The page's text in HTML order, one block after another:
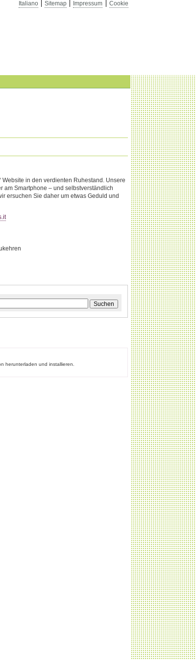
Italiano Sitemap Impressum
Cookie
in den verdienten Ruhestand. Unsere
am Smartphone – und selbstverständlich
ersuchen Sie daher um etwas Geduld und
Suchen
herunterladen und installieren.